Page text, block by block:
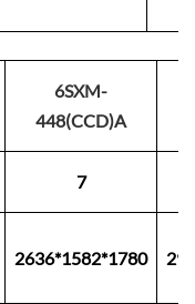
6SXM-
448(CCD)A
7
2636*1582*1780